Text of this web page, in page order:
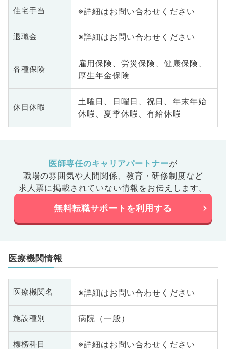
住宅手当 ※詳細はお問い合わせください
退職金 ※詳細はお問い合わせください
各種保険
雇用保険、労災保険、健康保険、
厚生年金保険
休日休暇
土曜日、日曜日、祝日、年末年始
休暇、夏季休暇、有給休暇
医師専任のキャリアパートナーが
職場の雰囲気や人間関係、 教育・研修制度など
求人票に掲載されていない情報をお伝えします。
無料転職サポートを利用する
医療機関情報
医療機関名 ※詳細はお問い合わせください
施設種別 病院（一般）
標榜科目 ※詳細はお問い合わせください